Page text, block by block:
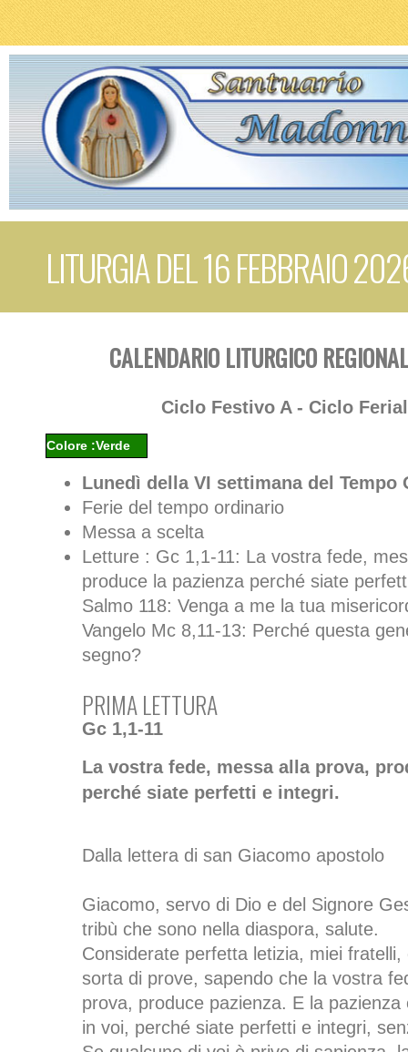
LITURGIA DEL 16 FEBBRAIO
CALENDARIO LITURGICO
Ciclo Festivo A - Ciclo
Colore :Verde
Lunedì della VI settimana del Tempo
Ferie del tempo ordinario
Messa a scelta
Letture : Gc 1,1-11: La vostra fede,
produce la pazienza perché siate
Salmo 118: Venga a me la tua
Vangelo Mc 8,11-13: Perché questa
segno?
PRIMA LETTURA
Gc 1,1-11
La vostra fede, messa alla prova,
perché siate perfetti e integri.
Dalla lettera di san Giacomo apostolo
Giacomo, servo di Dio e del Signore
tribù che sono nella diaspora, salute.
Considerate perfetta letizia, miei
sorta di prove, sapendo che la vostra
prova, produce pazienza. E la pazienza
in voi, perché siate perfetti e integri,